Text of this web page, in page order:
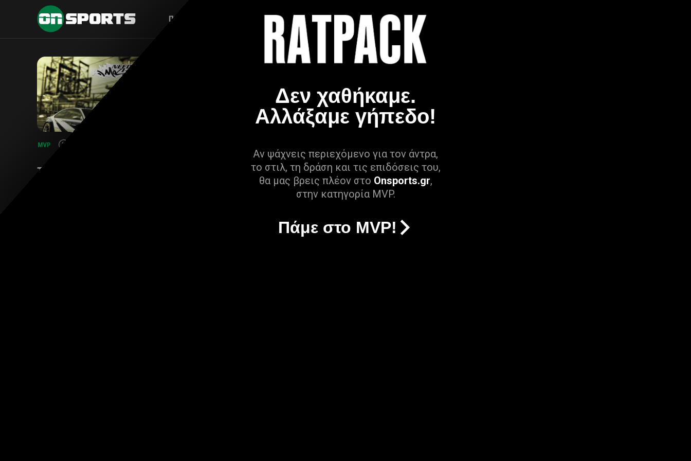
Δεν χαθήκαμε.
Αλλάξαμε γήπεδο!
Αν ψάχνεις περιεχόμενο για τον άντρα,
το στιλ, τη δράση και τις επιδόσεις του,
θα μας βρεις πλέον στο Onsports.gr,
στην κατηγορία MVP.
Πάμε στο MVP!